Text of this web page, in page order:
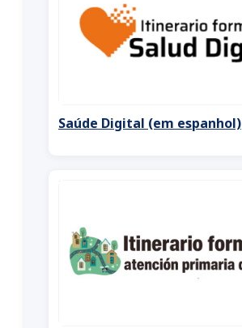
Saúde Digital (em espanhol)